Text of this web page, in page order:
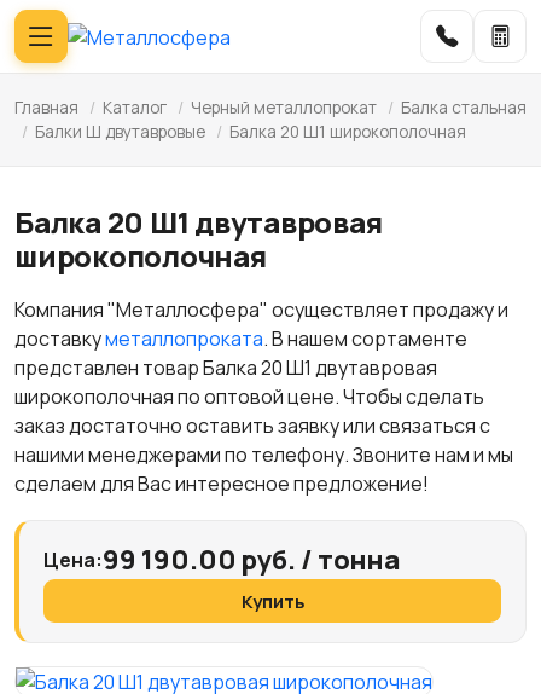
Главная / Каталог / Черный металлопрокат / Балка стальная
/ Балки Ш двутавровые / Балка 20 Ш1 широкополочная
Балка 20 Ш1 двутавровая
широкополочная
Компания "Металлосфера" осуществляет продажу и
доставкуметаллопроката. В нашем сортаменте
представлен товар Балка 20 Ш1 двутавровая
широкополочная по оптовой цене. Чтобы сделать
заказ достаточно оставить заявку или связаться с
нашими менеджерами по телефону. Звоните нам и мы
сделаем для Вас интересное предложение!
Цена:99 190.00 руб. / тонна
Купить